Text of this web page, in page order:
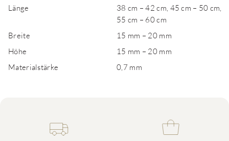
Länge
38 cm – 42 cm, 45 cm – 50 cm,
55 cm – 60 cm
Breite
15 mm – 20 mm
Höhe
15 mm – 20 mm
Materialstärke
0,7 mm